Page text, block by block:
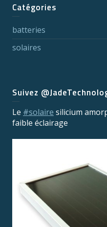
Catégories
batteries
solaires
Suivez
Le #solaire silicium
faible éclairage